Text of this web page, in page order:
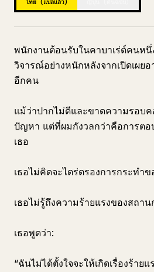
ไทย (แปลแล้ว)
พนักงานต้อนรับในคาบาเร่ต์คนห
วิจารณ์อย่างหนักหลังจากเปิดเผย
อีกคน
แม้ว่าปากไม่ดีและขาดความรอบค
ปัญหา แต่ที่ผมกังวลกว่าคือการตอ
เธอ
เธอไม่คิดจะไตร่ตรองการกระทำข
เธอไม่รู้ถึงความร้ายแรงของสถา
เธอพูดว่า:
“ฉันไม่ได้ตั้งใจจะให้เกิดเรื่องร้าย